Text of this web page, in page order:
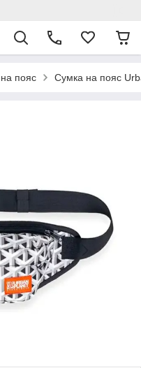
пояс Сумка на пояс